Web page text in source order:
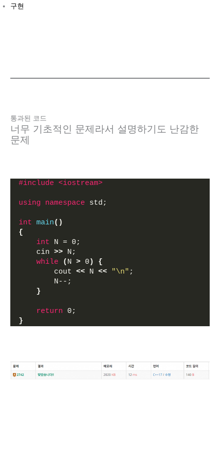
구현
통과된 코드
너무 기초적인 문제라서 설명하기도 난감한
문제
#include <iostream>
using namespace std;
int main()
{
int N = 0;
    cin
>> N;
while
( N > 0 )
{
        cout
<< N << "\n" ;
        N--;
}
return 0;
}